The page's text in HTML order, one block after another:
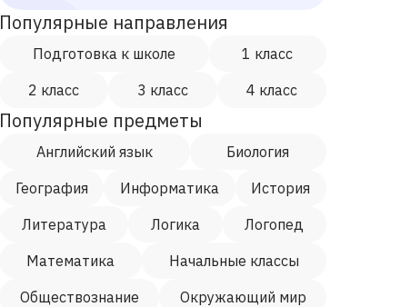
Популярные направления
Подготовка к школе
1 класс
2 класс
3 класс 4 класс
Популярные предметы
Английский язык
Биология
География
Информатика
История
Литература
Логика
Логопед
Математика
Начальные классы
Обществознание
Окружающий мир